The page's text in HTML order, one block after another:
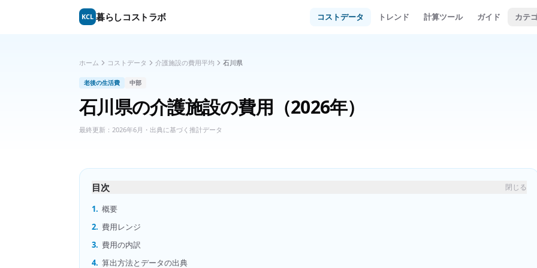
KCL 暮らしコストラボ コストデータ トレンド 計算ツール ガイド カテ
ホーム コストデータ 介護施設の費用平均 石川県
老後の生活費 中部
石川県の介護施設の費用 （2026年）
最終更新： 2026年6月 ・出典に基づく推計データ
目次 閉じる
1. 概要
2. 費用レンジ
3. 費用の内訳
4. 算出方法とデータの出典